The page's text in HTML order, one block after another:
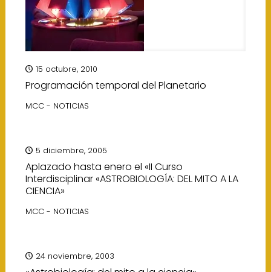
15 octubre, 2010
Programación temporal del Planetario
MCC - NOTICIAS
5 diciembre, 2005
Aplazado hasta enero el «II Curso
Interdisciplinar «ASTROBIOLOGÍA: DEL MITO A LA
CIENCIA»
MCC - NOTICIAS
24 noviembre, 2003